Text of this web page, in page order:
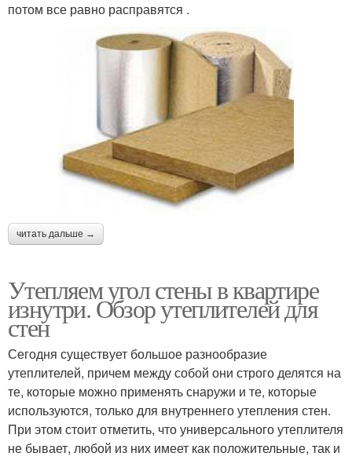
потом все равно расправятся .
читать дальше →
Утепляем угол стены в квартире
изнутри. Обзор утеплителей для
стен
Сегодня существует большое разнообразие
утеплителей, причем между собой они строго делятся на
те, которые можно применять снаружи и те, которые
используются, только для внутреннего утепления стен.
При этом стоит отметить, что универсального утеплителя
не бывает, любой из них имеет как положительные, так и